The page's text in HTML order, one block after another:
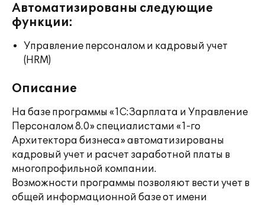
Автоматизированы следующие
функции:
Управление персоналом и кадровый учет
(HRM)
Описание
На базе программы «1С:Зарплата и Управление
Персоналом 8.0» специалистами «1-го
Архитектора бизнеса» автоматизированы
кадровый учет и расчет заработной платы в
многопрофильной компании.
Возможности программы позволяют вести учет в
общей информационной базе от имени